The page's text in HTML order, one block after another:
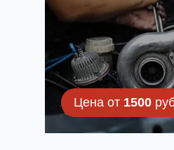
Цена от 1500